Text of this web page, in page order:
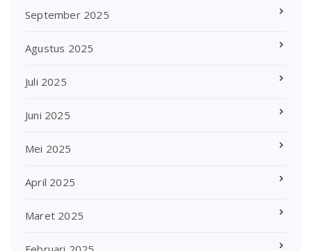
September 2025
Agustus 2025
Juli 2025
Juni 2025
Mei 2025
April 2025
Maret 2025